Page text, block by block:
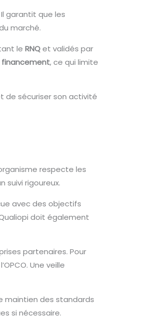
garantit que les
marché.
leRNQet validés par
financement, ce qui limite
de sécuriser son activité
respecte les
suivi rigoureux.
avec des objectifs
doit également
partenaires. Pour
Une veille
maintien des standards
si nécessaire.